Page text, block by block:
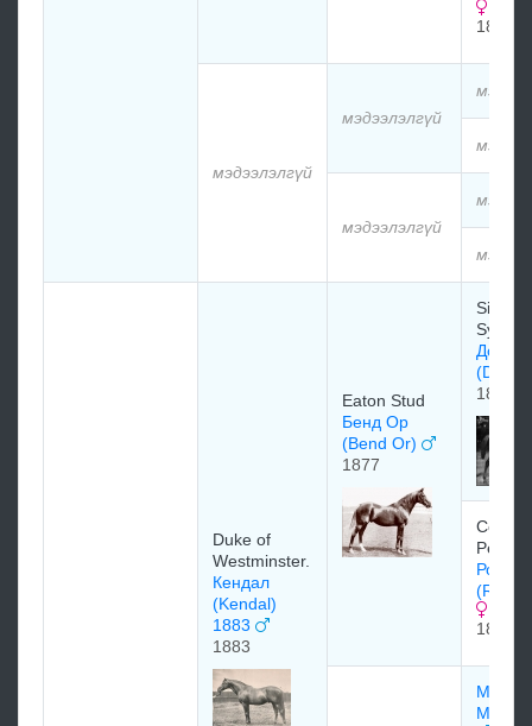
1864
мэдээлэлгүй
мэдээлэлгүй
мэдээлэлгүй
Duke of
Westminster.
Кендал
(Kendal)
1883
1883
Eaton Stud
Бенд Ор
(Bend Or)
1877
Sir
Sykes
1870
Colonel
Роудж
1865